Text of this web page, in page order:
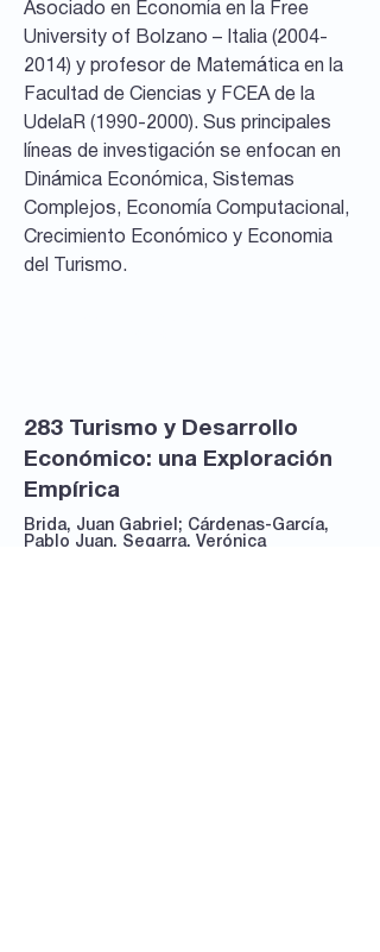
Asociado en Economía en la Free
University of Bolzano – Italia (2004-
2014) y profesor de Matemática en la
Facultad de Ciencias y FCEA de la
UdelaR (1990-2000). Sus principales
líneas de investigación se enfocan en
Dinámica Económica, Sistemas
Complejos, Economía Computacional,
Crecimiento Económico y Economia
del Turismo.
283 Turismo y Desarrollo
Económico: una Exploración
Empírica
Brida, Juan Gabriel; Cárdenas-García,
Pablo Juan, Segarra, Verónica